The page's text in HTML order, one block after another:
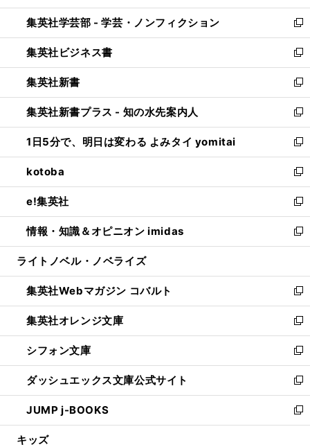
開
く
ウ
で
開
く
ン
ド
ウ
で
開
く
ウ
ィ
ン
ド
ウ
で
開
く
集英社学芸部 - 学芸・ノンフィクション
新
し
い
ウ
ィ
ン
ド
ウ
で
開
く
集英社ビジネス書
新
し
い
ウ
ィ
ン
ド
ウ
で
開
く
集英社新書
新
し
い
ウ
ィ
ン
ド
ウ
で
開
く
集英社新書プラス - 知の水先案内人
新
し
い
ウ
ィ
ン
ド
ウ
で
開
1日5分で、明日は変わる よみタイ yomitai
新
し
い
ウ
ィ
ン
ド
ウ
開
く
kotoba
新
し
い
ウ
ィ
ン
ウ
で
開
く
e!集英社
新
し
い
ウ
ン
ド
ウ
で
開
く
情報・知識＆オピニオン imidas
新
し
ウ
ィ
ン
ド
ウ
で
開
く
ライトノベル・ノベライズ
集英社Webマガジン コバルト
新
し
い
ウ
ィ
ン
ド
ウ
で
開
集英社オレンジ文庫
新
し
い
ウ
ィ
ン
ド
ウ
シフォン文庫
新
し
い
ウ
ィ
ン
ダッシュエックス文庫公式サイト
新
し
い
ウ
JUMP j-BOOKS
新
し
キッズ